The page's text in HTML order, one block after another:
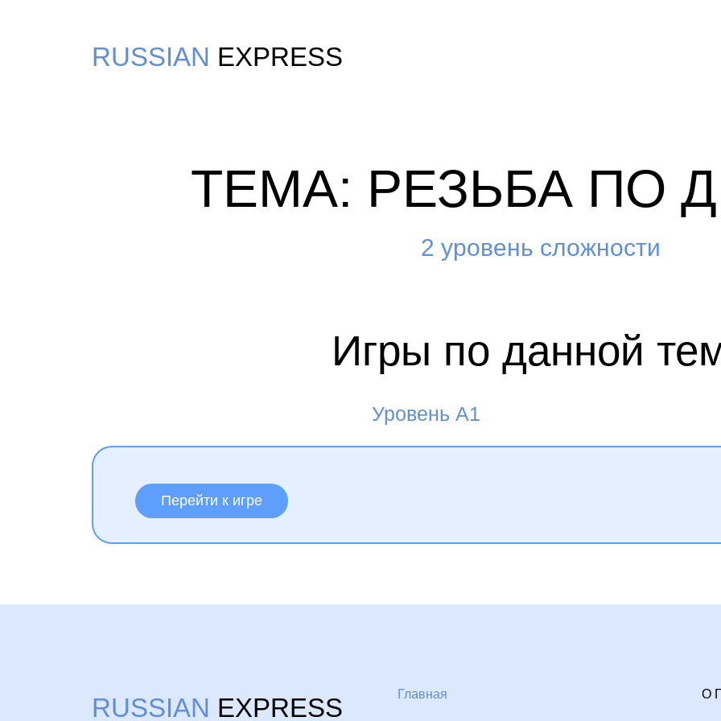
RUSSIAN EXPRESS
ТЕМА: РЕЗЬБА ПО
2 уровень сложности
Игры по данной
Уровень A1
Перейти к игре
RUSSIAN EXPRESS Главная О